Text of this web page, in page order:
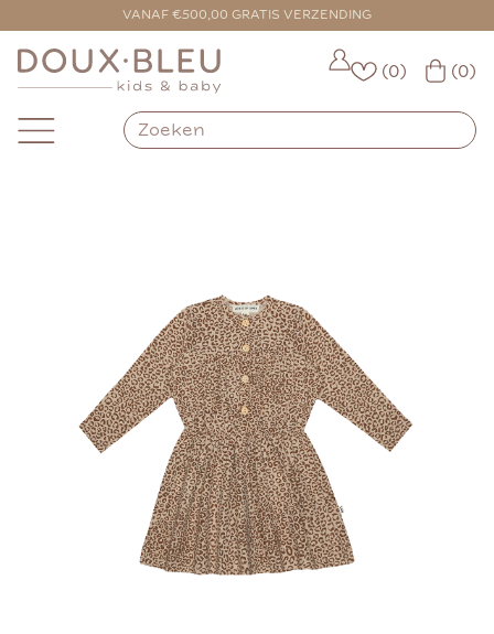
VANAF €500,00 GRATIS VERZENDING
VOOR 16:00 BESTELD = VANDAAG VERZONDEN
(0) (0)